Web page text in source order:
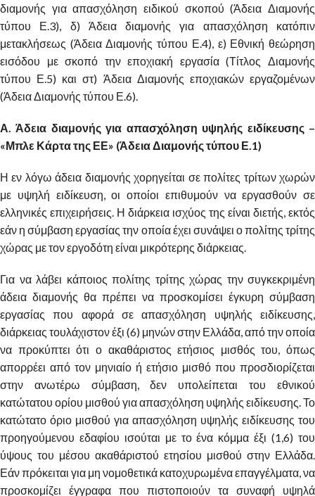
διαμονής για απασχόληση ειδικού σκοπού (Άδεια Διαμονής
τύπου Ε.3), δ) Άδεια διαμονής για απασχόληση κατόπιν
μετακλήσεως (Άδεια Διαμονής τύπου Ε.4), ε) Εθνική θεώρηση
εισόδου με σκοπό την εποχιακή εργασία (Τίτλος Διαμονής
τύπου Ε.5) και στ) Άδεια Διαμονής εποχιακών εργαζομένων
(Άδεια Διαμονής τύπου Ε.6).
Α. Άδεια διαμονής για απασχόληση υψηλής ειδίκευσης –
«Μπλε Κάρτα της ΕΕ» (Άδεια Διαμονής τύπου Ε.1)
Η εν λόγω άδεια διαμονής χορηγείται σε πολίτες τρίτων χωρών
με υψηλή ειδίκευση, οι οποίοι επιθυμούν να εργασθούν σε
ελληνικές επιχειρήσεις. Η διάρκεια ισχύος της είναι διετής, εκτός
εάν η σύμβαση εργασίας την οποία έχει συνάψει ο πολίτης τρίτης
χώρας με τον εργοδότη είναι μικρότερης διάρκειας.
Για να λάβει κάποιος πολίτης τρίτης χώρας την συγκεκριμένη
άδεια διαμονής θα πρέπει να προσκομίσει έγκυρη σύμβαση
εργασίας που αφορά σε απασχόληση υψηλής ειδίκευσης,
διάρκειας τουλάχιστον έξι (6) μηνών στην Ελλάδα, από την οποία
να προκύπτει ότι ο ακαθάριστος ετήσιος μισθός του, όπως
απορρέει από τον μηνιαίο ή ετήσιο μισθό που προσδιορίζεται
στην ανωτέρω σύμβαση, δεν υπολείπεται του εθνικού
κατώτατου ορίου μισθού για απασχόληση υψηλής ειδίκευσης. Το
κατώτατο όριο μισθού για απασχόληση υψηλής ειδίκευσης του
προηγούμενου εδαφίου ισούται με το ένα κόμμα έξι (1,6) του
ύψους του μέσου ακαθάριστού ετησίου μισθού στην Ελλάδα.
Εάν πρόκειται για μη νομοθετικά κατοχυρωμένα επαγγέλματα, να
προσκομίζει έγγραφα που πιστοποιούν τα συναφή υψηλά